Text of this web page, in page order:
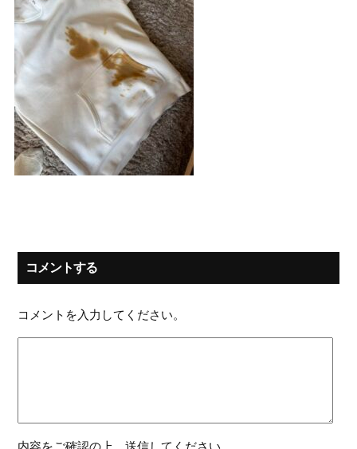
コメントする
コメントを入力してください。
内容をご確認の上、送信してください。